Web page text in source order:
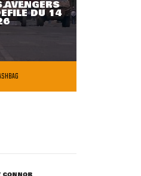
AVENGERS
DU 14